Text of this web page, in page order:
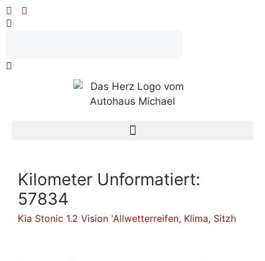
Kilometer Unformatiert:
57834
Kia Stonic 1.2 Vision 'Allwetterreifen, Klima, Sitzh